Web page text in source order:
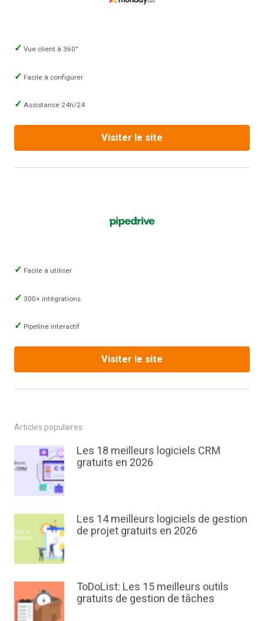
Vue client à 360°
Facile à configurer
Assistance 24h/24
Visiter le site
Facile à utiliser
300+ intégrations
Pipeline interactif
Visiter le site
Articles populaires
Les 18 meilleurs logiciels CRM
gratuits en 2026
Les 14 meilleurs logiciels de gestion
de projet gratuits en 2026
ToDoList: Les 15 meilleurs outils
gratuits de gestion de tâches